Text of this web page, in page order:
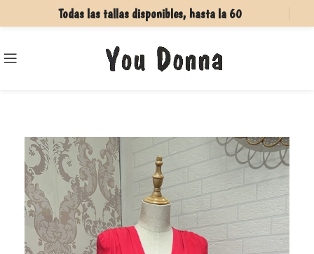
Todas las tallas disponibles, hasta la 60